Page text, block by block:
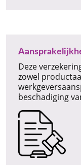
Deze
zowel
beschadiging